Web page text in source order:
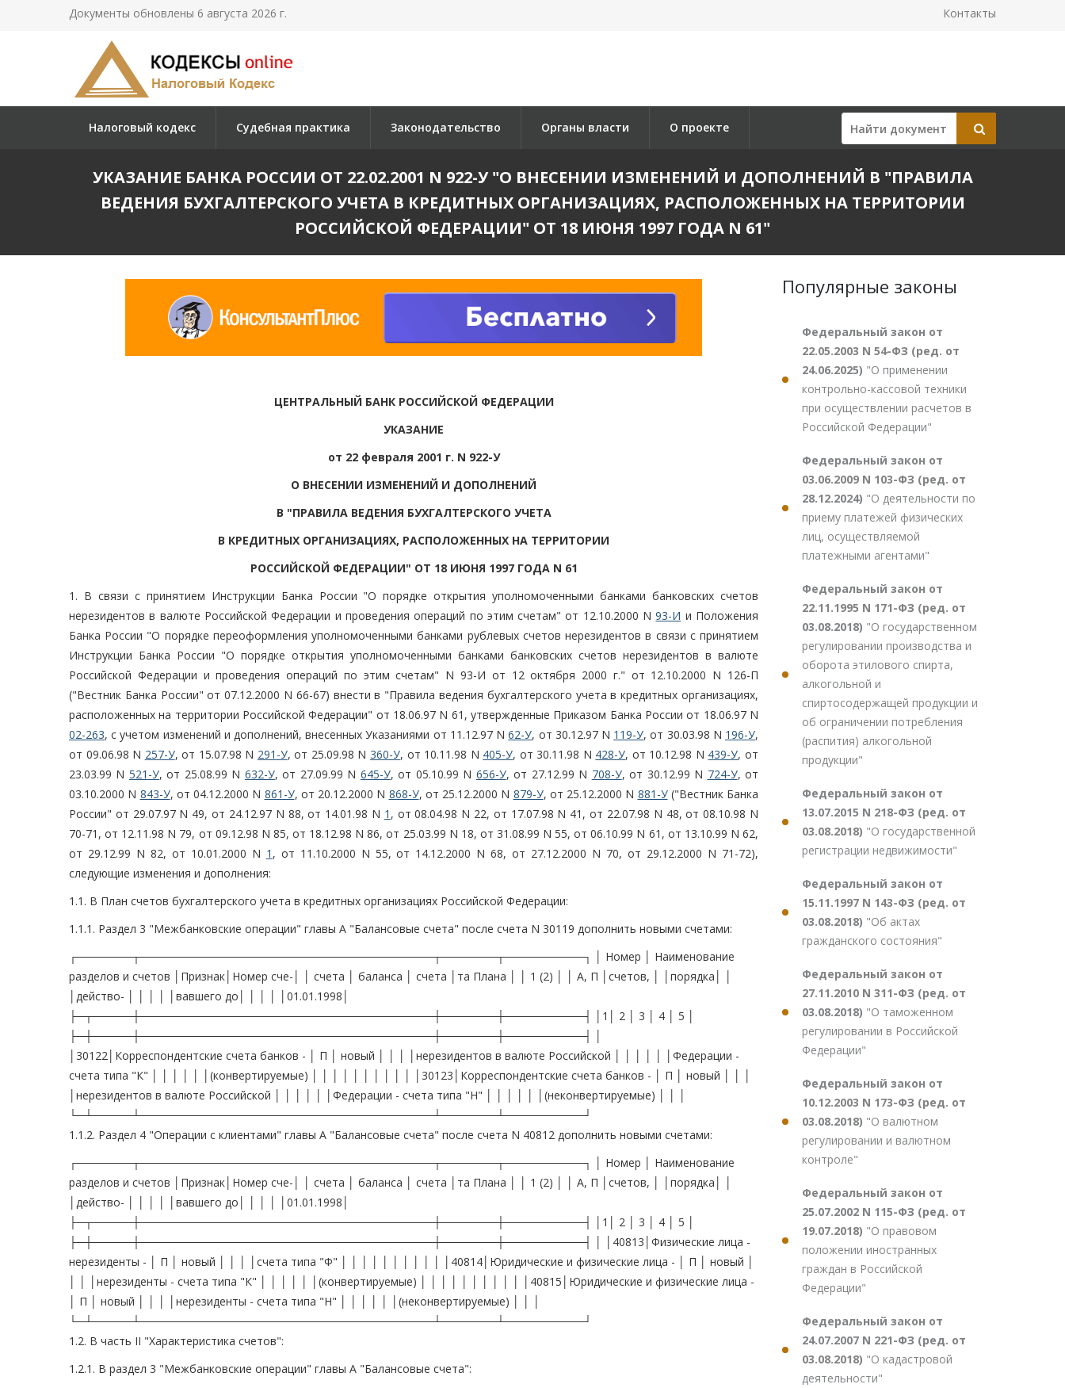
Документы обновлены 6 августа 2026 г. Контакты
Налоговый кодекс Судебная практика Законодательство Органы власти О проекте
УКАЗАНИЕ БАНКА РОССИИ ОТ 22.02.2001 N 922-У "О ВНЕСЕНИИ ИЗМЕНЕНИЙ И ДОПОЛНЕНИЙ В "ПРАВИЛА
ВЕДЕНИЯ БУХГАЛТЕРСКОГО УЧЕТА В КРЕДИТНЫХ ОРГАНИЗАЦИЯХ, РАСПОЛОЖЕННЫХ НА ТЕРРИТОРИИ
РОССИЙСКОЙ ФЕДЕРАЦИИ" ОТ 18 ИЮНЯ 1997 ГОДА N 61"
ЦЕНТРАЛЬНЫЙ БАНК РОССИЙСКОЙ ФЕДЕРАЦИИ
УКАЗАНИЕ
от 22 февраля 2001 г. N 922-У
О ВНЕСЕНИИ ИЗМЕНЕНИЙ И ДОПОЛНЕНИЙ
В "ПРАВИЛА ВЕДЕНИЯ БУХГАЛТЕРСКОГО УЧЕТА
В КРЕДИТНЫХ ОРГАНИЗАЦИЯХ, РАСПОЛОЖЕННЫХ НА ТЕРРИТОРИИ
РОССИЙСКОЙ ФЕДЕРАЦИИ" ОТ 18 ИЮНЯ 1997 ГОДА N 61
1. В связи с принятием Инструкции Банка России "О порядке открытия уполномоченными банками банковских счетов
нерезидентов в валюте Российской Федерации и проведения операций по этим счетам" от 12.10.2000 N93-И и Положения
Банка России "О порядке переоформления уполномоченными банками рублевых счетов нерезидентов в связи с принятием
Инструкции Банка России "О порядке открытия уполномоченными банками банковских счетов нерезидентов в валюте
Российской Федерации и проведения операций по этим счетам" N 93-И от 12 октября 2000 г." от 12.10.2000 N 126-П
("Вестник Банка России" от 07.12.2000 N 66-67) внести в "Правила ведения бухгалтерского учета в кредитных организациях,
расположенных на территории Российской Федерации" от 18.06.97 N 61, утвержденные Приказом Банка России от 18.06.97 N
02-263, с учетом изменений и дополнений, внесенных Указаниями от 11.12.97 N62-У, от 30.12.97 N 119-У, от 30.03.98 N 196-У,
от 09.06.98 N 257-У, от 15.07.98 N 291-У, от 25.09.98 N 360-У, от 10.11.98 N 405-У, от 30.11.98 N 428-У, от 10.12.98 N 439-У, от
23.03.99 N 521-У, от 25.08.99 N 632-У, от 27.09.99 N 645-У, от 05.10.99 N 656-У, от 27.12.99 N 708-У, от 30.12.99 N 724-У, от
03.10.2000 N 843-У, от 04.12.2000 N 861-У, от 20.12.2000 N 868-У, от 25.12.2000 N 879-У, от 25.12.2000 N 881-У("Вестник Банка
России" от 29.07.97 N 49, от 24.12.97 N 88, от 14.01.98 N 1 , от 08.04.98 N 22, от 17.07.98 N 41, от 22.07.98 N 48, от 08.10.98 N
70-71, от 12.11.98 N 79, от 09.12.98 N 85, от 18.12.98 N 86, от 25.03.99 N 18, от 31.08.99 N 55, от 06.10.99 N 61, от 13.10.99 N 62,
от 29.12.99 N 82, от 10.01.2000 N 1 , от 11.10.2000 N 55, от 14.12.2000 N 68, от 27.12.2000 N 70, от 29.12.2000 N 71-72),
следующие изменения и дополнения:
1.1. В План счетов бухгалтерского учета в кредитных организациях Российской Федерации:
1.1.1. Раздел 3 "Межбанковские операции" главы А "Балансовые счета" после счета N 30119 дополнить новыми счетами:
┌───────┬─────────────────────────────────────┬───────┬──────────┐ │ Номер │ Наименование
разделов и счетов │Признак│Номер сче-│ │ счета │ баланса │ счета │та Плана │ │ 1 (2) │ │ А, П │счетов, │ │порядка│ │
│действо- │ │ │ │ │вавшего до│ │ │ │ │01.01.1998│
├─┬─────┼─────────────────────────────────────┼───────┼──────────┤ │1│ 2 │ 3 │ 4 │ 5 │
├─┼─────┼─────────────────────────────────────┼───────┼──────────┤ │
│30122│Корреспондентские счета банков - │ П │ новый │ │ │ │нерезидентов в валюте Российской │ │ │ │ │ │Федерации -
счета типа "К" │ │ │ │ │ │(конвертируемые) │ │ │ │ │ │ │ │ │ │ │30123│Корреспондентские счета банков - │ П │ новый │ │ │
│нерезидентов в валюте Российской │ │ │ │ │ │Федерации - счета типа "Н" │ │ │ │ │ │(неконвертируемые) │ │ │
└─┴─────┴─────────────────────────────────────┴───────┴──────────┘
1.1.2. Раздел 4 "Операции с клиентами" главы А "Балансовые счета" после счета N 40812 дополнить новыми счетами:
┌───────┬─────────────────────────────────────┬───────┬──────────┐ │ Номер │ Наименование
разделов и счетов │Признак│Номер сче-│ │ счета │ баланса │ счета │та Плана │ │ 1 (2) │ │ А, П │счетов, │ │порядка│ │
│действо- │ │ │ │ │вавшего до│ │ │ │ │01.01.1998│
├─┬─────┼─────────────────────────────────────┼───────┼──────────┤ │1│ 2 │ 3 │ 4 │ 5 │
├─┼─────┼─────────────────────────────────────┼───────┼──────────┤ │ │40813│Физические лица -
нерезиденты - │ П │ новый │ │ │ │счета типа "Ф" │ │ │ │ │ │ │ │ │ │ │40814│Юридические и физические лица - │ П │ новый │
│ │ │нерезиденты - счета типа "К" │ │ │ │ │ │(конвертируемые) │ │ │ │ │ │ │ │ │ │ │40815│Юридические и физические лица -
│ П │ новый │ │ │ │нерезиденты - счета типа "Н" │ │ │ │ │ │(неконвертируемые) │ │ │
└─┴─────┴─────────────────────────────────────┴───────┴──────────┘
1.2. В часть II "Характеристика счетов":
1.2.1. В раздел 3 "Межбанковские операции" главы А "Балансовые счета":
Популярные законы
Федеральный закон от
22.05.2003 N 54-ФЗ (ред. от
24.06.2025) "О применении
контрольно-кассовой техники
при осуществлении расчетов в
Российской Федерации"
Федеральный закон от
03.06.2009 N 103-ФЗ (ред. от
28.12.2024) "О деятельности по
приему платежей физических
лиц, осуществляемой
платежными агентами"
Федеральный закон от
22.11.1995 N 171-ФЗ (ред. от
03.08.2018) "О государственном
регулировании производства и
оборота этилового спирта,
алкогольной и
спиртосодержащей продукции и
об ограничении потребления
(распития) алкогольной
продукции"
Федеральный закон от
13.07.2015 N 218-ФЗ (ред. от
03.08.2018) "О государственной
регистрации недвижимости"
Федеральный закон от
15.11.1997 N 143-ФЗ (ред. от
03.08.2018) "Об актах
гражданского состояния"
Федеральный закон от
27.11.2010 N 311-ФЗ (ред. от
03.08.2018) "О таможенном
регулировании в Российской
Федерации"
Федеральный закон от
10.12.2003 N 173-ФЗ (ред. от
03.08.2018) "О валютном
регулировании и валютном
контроле"
Федеральный закон от
25.07.2002 N 115-ФЗ (ред. от
19.07.2018) "О правовом
положении иностранных
граждан в Российской
Федерации"
Федеральный закон от
24.07.2007 N 221-ФЗ (ред. от
03.08.2018) "О кадастровой
деятельности"